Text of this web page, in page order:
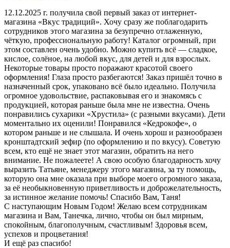
12.12.2025 г. получила свой первый заказ от интернет-
магазина «Вкус традиций». Хочу сразу же поблагодарить
сотрудников этого магазина за безупречно отлаженную,
чёткую, профессиональную работу! Каталог огромный, при
этом составлен очень удобно. Можно купить всё — сладкое,
кислое, солёное, на любой вкус, для детей и для взрослых.
Некоторые товары просто поражают красотой своего
оформления! Глаза просто разбегаются! Заказ пришёл точно в
назначенный срок, упаковано всё было идеально. Получила
огромное удовольствие, распаковывая его и знакомясь с
продукцией, которая раньше была мне не известна. Очень
понравились сухарики «Хрустила» (с разными вкусами). Дети
моментально их оценили! Понравился «Кедрокофе», о
котором раньше и не слышала. И очень хорош и разнообразен
кронштадтский зефир (по оформлению и по вкусу). Советую
всем, кто ещё не знает этот магазин, обратить на него
внимание. Не пожалеете! А свою особую благодарность хочу
выразить Татьяне, менеджеру этого магазина, за ту помощь,
которую она мне оказала при выборе моего огромного заказа,
за её необыкновенную приветливость и доброжелательность,
за истинное желание помочь! Спасибо Вам, Таня!
С наступающим Новым Годом! Желаю всем сотрудникам
магазина и Вам, Танечка, лично, чтобы он был мирным,
спокойным, благополучным, счастливым! Здоровья всем,
успехов и процветания!
И ещё раз спасибо!